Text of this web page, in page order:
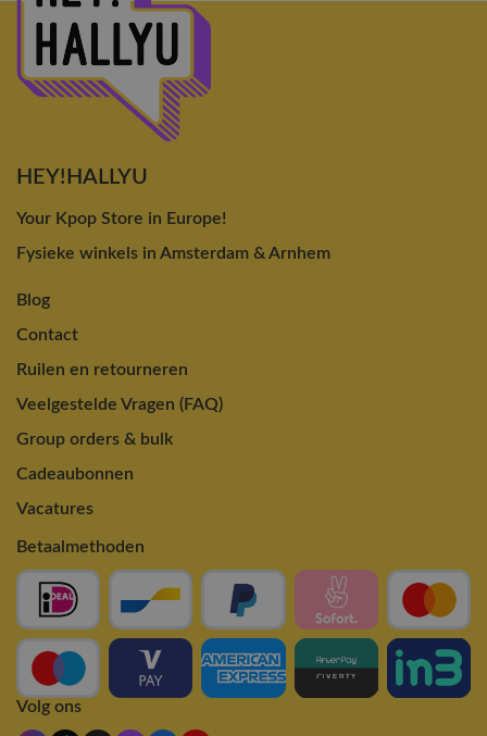
HEY!HALLYU
Your Kpop Store in Europe!
Fysieke winkels in Amsterdam & Arnhem
Blog
Contact
Ruilen en retourneren
Veelgestelde Vragen (FAQ)
Group orders & bulk
Cadeaubonnen
Vacatures
Betaalmethoden
Volg ons